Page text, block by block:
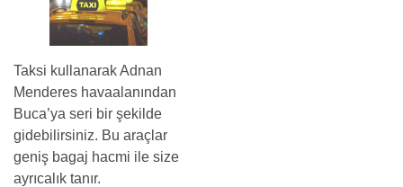
Taksi kullanarak Adnan
Menderes havaalanından
Buca’ya seri bir şekilde
gidebilirsiniz. Bu araçlar
geniş bagaj hacmi ile size
ayrıcalık tanır.